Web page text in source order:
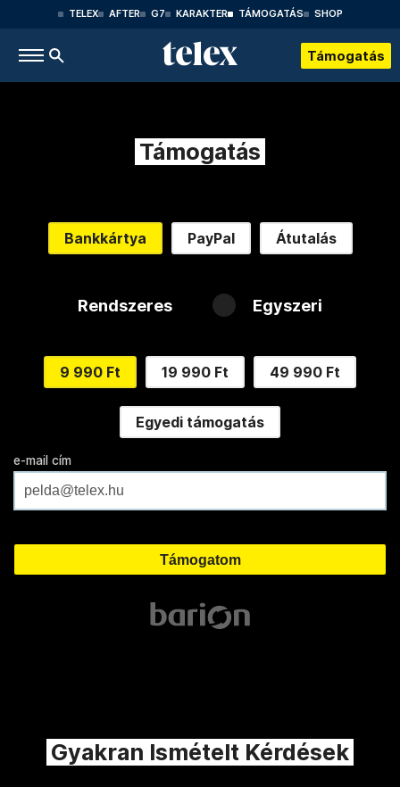
TELEX AFTER G7 KARAKTER TÁMOGATÁS SHOP
Támogatás
Támogatás
Bankkártya PayPal Átutalás
Rendszeres Egyszeri
9 990 Ft 19 990 Ft 49 990 Ft
Egyedi támogatás
e-mail cím
Gyakran Ismételt Kérdések